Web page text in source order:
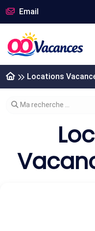
Email
Locations
Modifier votre recherche
Ma recherche ...